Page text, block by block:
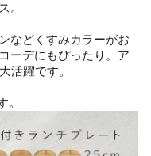
。
などくすみカラーがお
ーデにもぴったり。ア
活躍です。
。